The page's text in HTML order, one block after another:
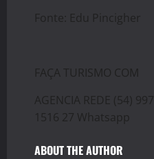
Fonte: Edu Pincigher
FAÇA TURISMO COM
AGENCIA REDE (54) 997
1516 27 Whatsapp
ABOUT THE AUTHOR